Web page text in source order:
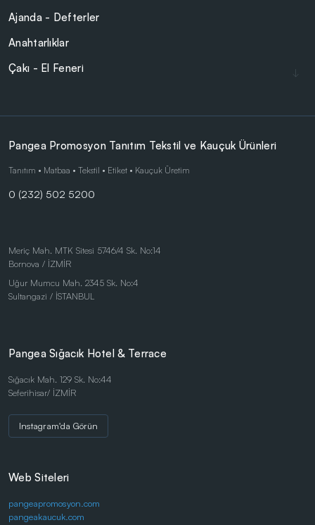
Ajanda - Defterler
Anahtarlıklar
Çakı - El Feneri
Cam Ürünler
Çanta - Cüzdan
Çocuk Ürünleri
Doğa Dostu Ürünler
Kalem Setleri
Kişisel Ürünler
Kırtasiye Ürünleri
Kristal ve Ödül Ürünleri
Masa Saatleri
Masaüstü Ürünler
Metal Tükenmez - Roller Kalemler
Promosyon Aksesuarlar
Pangea Promosyon Tanıtım Tekstil ve Kauçuk Ürünleri
Tanıtım • Matbaa • Tekstil • Etiket • Kauçuk Üretim
0 (232) 502 5200
Meriç Mah. MTK Sitesi 5746/4 Sk. No:14
Bornova / İZMİR
Uğur Mumcu Mah. 2345 Sk. No:4
Sultangazi / İSTANBUL
Pangea Sığacık Hotel & Terrace
Sığacık Mah. 129 Sk. No:44
Seferihisar/ İZMİR
Instagram'da Görün
Web Siteleri
pangeapromosyon.com
pangeakaucuk.com